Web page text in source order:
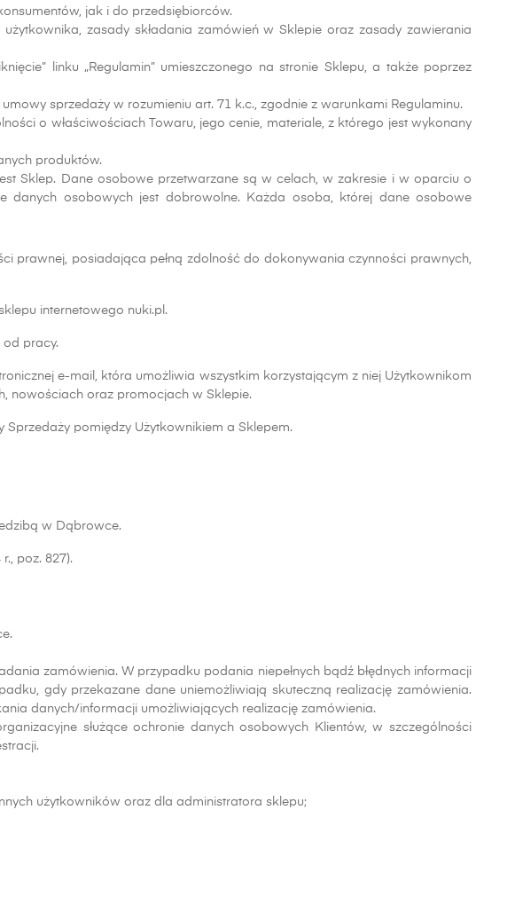
jak i do przedsiębiorców.
zasady składania zamówień w Sklepie oraz zasady zawierania
linku „Regulamin” umieszczonego na stronie Sklepu, a także poprzez
sprzedaży w rozumieniu art. 71 k.c., zgodnie z warunkami Regulaminu.
o właściwościach Towaru, jego cenie, materiale, z którego jest wykonany
produktów.
Sklep. Dane osobowe przetwarzane są w celach, w zakresie i w oparciu o
danych osobowych jest dobrowolne. Każda osoba, której dane osobowe
posiadająca pełną zdolność do dokonywania czynności prawnych,
internetowego nuki.pl.
od pracy.
e-mail, która umożliwia wszystkim korzystającym z niej Użytkownikom
nowościach oraz promocjach w Sklepie.
pomiędzy Użytkownikiem a Sklepem.
w Dąbrowce.
poz. 827).
zamówienia. W przypadku podania niepełnych bądź błędnych informacji
gdy przekazane dane uniemożliwiają skuteczną realizację zamówienia.
danych/informacji umożliwiających realizację zamówienia.
służące ochronie danych osobowych Klientów, w szczególności
użytkowników oraz dla administratora sklepu;